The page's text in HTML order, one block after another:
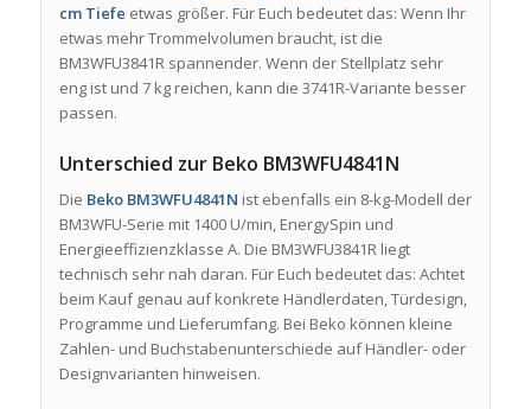
cm Tiefe etwas größer. Für Euch bedeutet das: Wenn Ihr
etwas mehr Trommelvolumen braucht, ist die
BM3WFU3841R spannender. Wenn der Stellplatz sehr
eng ist und 7 kg reichen, kann die 3741R-Variante besser
passen.
Unterschied zur Beko BM3WFU4841N
Die Beko BM3WFU4841N ist ebenfalls ein 8-kg-Modell der
BM3WFU-Serie mit 1400 U/min, EnergySpin und
Energieeffizienzklasse A. Die BM3WFU3841R liegt
technisch sehr nah daran. Für Euch bedeutet das: Achtet
beim Kauf genau auf konkrete Händlerdaten, Türdesign,
Programme und Lieferumfang. Bei Beko können kleine
Zahlen- und Buchstabenunterschiede auf Händler- oder
Designvarianten hinweisen.